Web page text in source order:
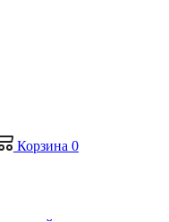
Корзина 0